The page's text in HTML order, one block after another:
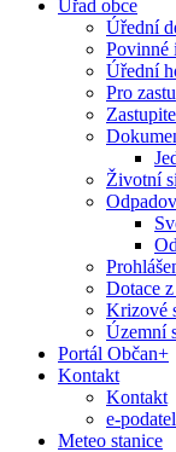
Úřad obce
Úřední
Povinné
Úřední
Pro
Životní
Dotace
Krizové
Územní
Portál Občan+
Kontakt
Kontakt
e-
Meteo stanice